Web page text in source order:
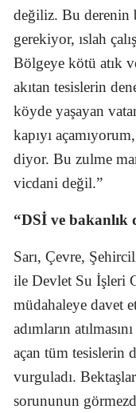
değiliz. Bu derenin
gerekiyor, ıslah
Bölgeye kötü atık
akıtan tesislerin
köyde yaşayan
kapıyı
diyor. Bu zulme
vicdani değil.”
“DSİ ve bakanlık
Sarı, Çevre,
ile Devlet Su İşleri
müdahaleye davet
adımların
açan tüm tesislerin
vurguladı.
sorununun